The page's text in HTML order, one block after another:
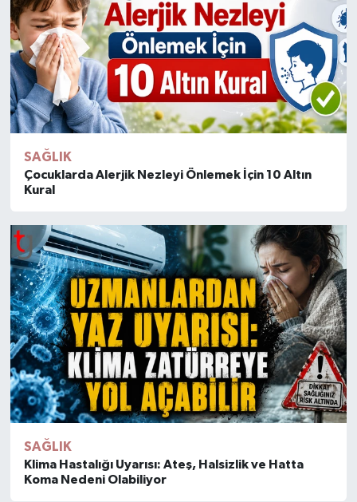
SAĞLIK
Çocuklarda Alerjik Nezleyi Önlemek İçin 10 Altın
SAĞLIK
Klima Hastalığı Uyarısı: Ateş, Halsizlik ve Hatta